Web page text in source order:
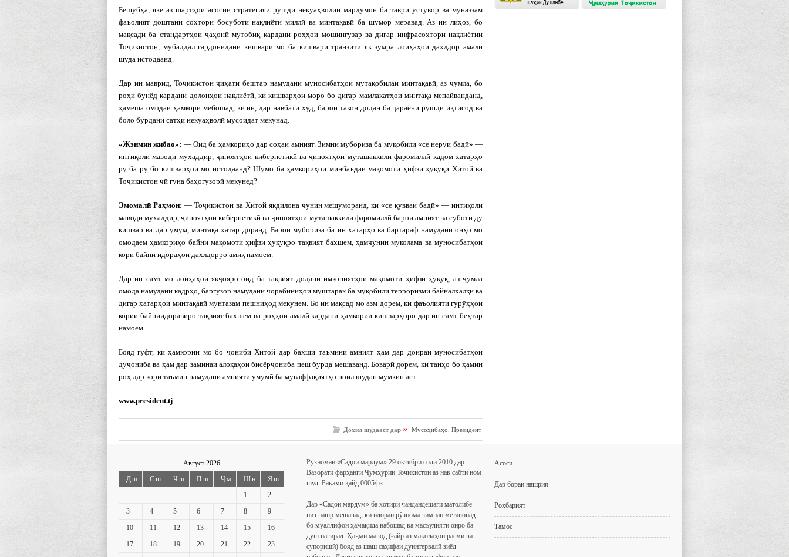
Бешубҳа, яке аз шартҳои асосии стратегияи рушди некуаҳволии мардумон ба таври устувор ва муназзам
фаъолият доштани сохтори босуботи нақлиёти миллӣ ва минтақавӣ ба шумор меравад. Аз ин лиҳоз, бо
мақсади ба стандартҳои ҷаҳонӣ мутобиқ кардани роҳҳои мошингузар ва дигар инфрасохтори нақлиётии
Тоҷикистон, мубаддал гардонидани кишвари мо ба кишвари транзитӣ як зумра лоиҳаҳои дахлдор амалӣ
шуда истодаанд.
Дар ин маврид, Тоҷикис­тон ҷиҳати бештар намудани муносибатҳои мутақобилаи минтақавӣ, аз ҷумла, бо
роҳи бунёд кардани долонҳои нақлиётӣ, ки кишварҳои моро бо дигар мамлакатҳои минтақа мепайванданд,
ҳамеша омодаи ҳамкорӣ мебошад, ки ин, дар навбати худ, барои такон додан ба ҷараёни рушди иқтисод ва
боло бурдани сатҳи некуаҳволӣ мусоидат мекунад.
«Жэнмин жибао»: — Оид ба ҳамкориҳо дар соҳаи амният. Зимни мубориза ба муқобили «се неруи бадӣ» —
интиқоли маводи мухаддир, ҷиноятҳои кибернетикӣ ва ҷиноятҳои муташаккили фаромиллӣ кадом хатарҳо
рӯ ба рӯ бо кишварҳои мо истодаанд? Шумо ба ҳамкориҳои минбаъдаи мақомоти ҳифзи ҳуқуқи Хитой ва
Тоҷикистон чӣ гуна баҳогузорӣ мекунед?
Эмомалӣ Раҳмон: — Тоҷикистон ва Хитой якдилона чунин мешуморанд, ки «се қувваи бадӣ» — интиқоли
маводи мухаддир, ҷиноятҳои кибернетикӣ ва ҷиноятҳои муташаккили фаромиллӣ барои амният ва суботи ду
кишвар ва дар умум, минтақа хатар доранд. Барои мубориза ба ин хатарҳо ва бартараф намудани онҳо мо
омодаем ҳамкориҳо байни мақомоти ҳифзи ҳуқуқро тақвият бахшем, ҳамчунин муколама ва муносибатҳои
кори байни идораҳои дахлдорро амиқ намоем.
Дар ин самт мо лоиҳаҳои якҷояро оид ба тақвият додани имкониятҳои мақомоти ҳифзи ҳуқуқ, аз ҷумла
омода намудани кадрҳо, баргузор намудани чорабиниҳои муштарак ба муқобили терроризми байналхалқӣ ва
дигар хатарҳои минтақавӣ мунтазам пешниҳод мекунем. Бо ин мақсад мо азм дорем, ки фаъолияти гурӯҳҳои
кории байниидоравиро тақвият бахшем ва роҳҳои амалӣ кардани ҳамкории кишварҳоро дар ин самт беҳтар
намоем.
Бояд гуфт, ки ҳамкории мо бо ҷониби Хитой дар бахши таъмини амният ҳам дар доираи муносибатҳои
дуҷониба ва ҳам дар заминаи алоқаҳои бисёрҷониба пеш бурда мешаванд. Боварӣ дорем, ки танҳо бо ҳамин
роҳ дар кори таъмин намудани амнияти умумӣ ба муваффақиятҳо ноил шудан мумкин аст.
www.president.tj
Дохил шудааст дар » Мусоҳибаҳо Президент
Август 2026
Дш
Сш Чш Пш Ҷм Шн
Яш
1
2
3
4 5 6 7 8
9
10
11 12 13 14 15
16
17
18 19 20 21 22
23
Рӯзномаи «Садои мардум» 29 октябри соли 2010 дар
Вазорати фарҳанги Ҷумҳурии Тоҷикистон аз нав сабти ном
шуд. Рақами қайд 0005/рз
Дар «Садои мардум» ба хотири чандандешагӣ матолибе
низ нашр мешавад, ки идораи рӯзнома зимнан метавонад
бо муаллифон ҳамақида набошад ва масъулияти онро ба
дӯш нагирад. Ҳаҷми мавод (ғайр аз мақолаҳои расмӣ ва
супоришӣ) бояд аз шаш саҳифаи дуинтервалӣ зиёд
Асосӣ
Дар бораи нашрия
Роҳбарият
Тамос